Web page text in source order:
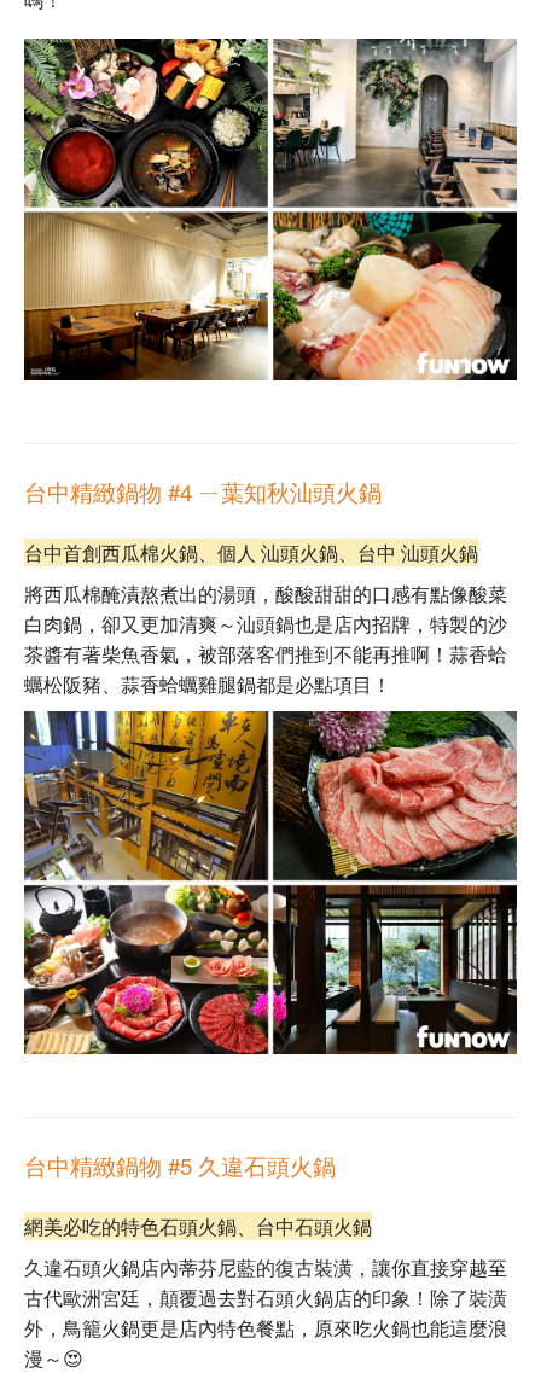
台中精緻鍋物 #4 ㄧ葉知秋汕頭火鍋
台中首創西瓜棉火鍋、個人 汕頭火鍋、台中 汕頭火鍋
將西瓜棉醃漬熬煮出的湯頭，酸酸甜甜的口感有點像酸菜
白肉鍋，卻又更加清爽～汕頭鍋也是店內招牌，特製的沙
茶醬有著柴魚香氣，被部落客們推到不能再推啊！ 蒜香蛤
蠣松阪豬、蒜香蛤蠣雞腿鍋都是必點項目！
台中精緻鍋物 #5 久違石頭火鍋
網美必吃的特色石頭火鍋、台中石頭火鍋
久違石頭火鍋店內蒂芬尼藍的復古裝潢，讓你直接穿越至
古代歐洲宮廷，顛覆過去對石頭火鍋店的印象！除了裝潢
外， 鳥籠火鍋更是店內特色餐點，原來吃火鍋也能這麼浪
漫～😍